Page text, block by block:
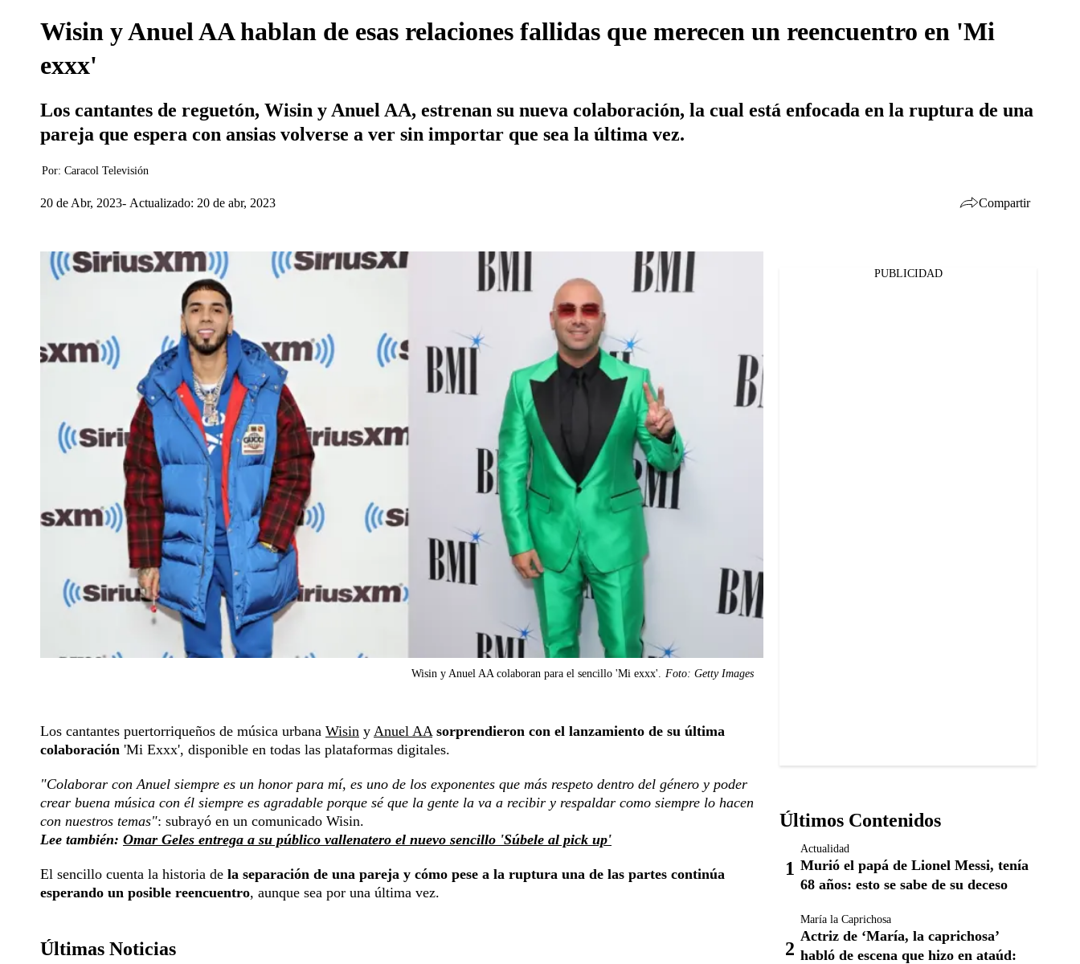
Wisin y Anuel AA hablan de esas relaciones fallidas que merecen un reencuentro en 'Mi
exxx'
Los cantantes de reguetón, Wisin y Anuel AA, estrenan su nueva colaboración, la cual está enfocada en la ruptura de una
pareja que espera con ansias volverse a ver sin importar que sea la última vez.
Por: Caracol Televisión
20 de Abr, 2023 Actualizado: 20 de abr, 2023 Compartir
Wisin y Anuel AA colaboran para el sencillo 'Mi exxx'. Foto: Getty Images
Los cantantes puertorriqueños de música urbana Wisin y Anuel AA sorprendieron con el lanzamiento de su última
colaboración 'Mi Exxx', disponible en todas las plataformas digitales.
"Colaborar con Anuel siempre es un honor para mí, es uno de los exponentes que más respeto dentro del género y poder
crear buena música con él siempre es agradable porque sé que la gente la va a recibir y respaldar como siempre lo hacen
con nuestros temas": subrayó en un comunicado Wisin.
Lee también: Omar Geles entrega a su público vallenatero el nuevo sencillo 'Súbele al pick up'
El sencillo cuenta la historia de la separación de una pareja y cómo pese a la ruptura una de las partes continúa
esperando un posible reencuentro, aunque sea por una última vez.
Últimas Noticias
PUBLICIDAD
Últimos Contenidos
Actualidad
Murió el papá de Lionel Messi, tenía
68 años: esto se sabe de su deceso
María la Caprichosa
Actriz de ‘María, la caprichosa’
habló de escena que hizo en ataúd: